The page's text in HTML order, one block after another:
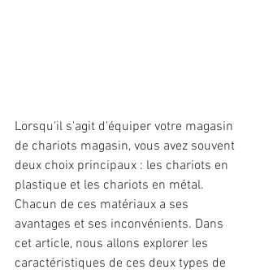
Lorsqu'il s'agit d'équiper votre magasin
de chariots magasin, vous avez souvent
deux choix principaux : les chariots en
plastique et les chariots en métal.
Chacun de ces matériaux a ses
avantages et ses inconvénients. Dans
cet article, nous allons explorer les
caractéristiques de ces deux types de